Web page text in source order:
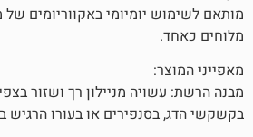
באקווריומים של מים מתוקים ומים
מניילון רך ושזור בצפיפות גבוהה,
או בעורו הרגיש בזמן הלכידה.